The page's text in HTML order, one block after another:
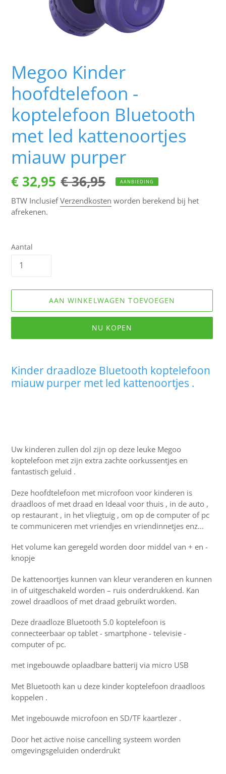
Megoo Kinder
hoofdtelefoon -
koptelefoon Bluetooth
met led kattenoortjes
miauw purper
Aanbiedingsprijs
€ 32,95 Normale
€ 36,95 AANBIEDING
BTW InclusiefVerzendkosten worden berekend bij het
afrekenen.
Aantal
AAN WINKELWAGEN TOEVOEGEN
NU KOPEN
toegevoegen
aan
uw
Kinder draadloze Bluetooth koptelefoon
miauw purper met led kattenoortjes .
Uw kinderen zullen dol zijn op deze leuke Megoo
koptelefoon met zijn extra zachte oorkussentjes en
fantastisch geluid .
Deze hoofdtelefoon met microfoon voor kinderen is
draadloos of met draad en Ideaal voor thuis , in de auto ,
op restaurant , in het vliegtuig , om op de computer of pc
te communiceren met vriendjes en vriendinnetjes enz...
Het volume kan geregeld worden door middel van + en -
knopje
De kattenoortjes kunnen van kleur veranderen en kunnen
in of uitgeschakeld worden – ruis onderdrukkend. Kan
zowel draadloos of met draad gebruikt worden.
Deze draadloze Bluetooth 5.0 koptelefoon is
connecteerbaar op tablet - smartphone - televisie -
computer of pc.
met ingebouwde oplaadbare batterij via micro USB
Met Bluetooth kan u deze kinder koptelefoon draadloos
koppelen .
Met ingebouwde microfoon en SD/TF kaartlezer .
Door het active noise cancelling systeem worden
omgevingsgeluiden onderdrukt